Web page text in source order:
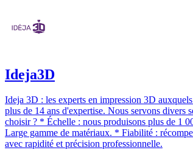
Ideja3D
Ideja 3D : les experts en impression 3D
plus de 14 ans d'expertise. Nous servons divers
choisir ? * Échelle : nous produisons plus de 1
Large gamme de matériaux. * Fiabilité :
avec rapidité et précision professionnelle.